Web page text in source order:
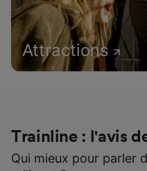
Attractions
Trainline : l'avis
Qui mieux pour parler